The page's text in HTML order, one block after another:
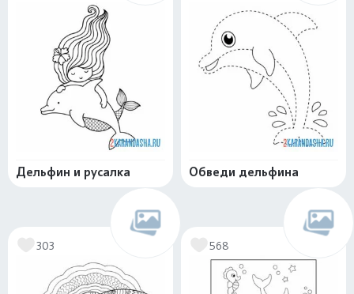
Дельфин и русалка Обведи дельфина
303 568